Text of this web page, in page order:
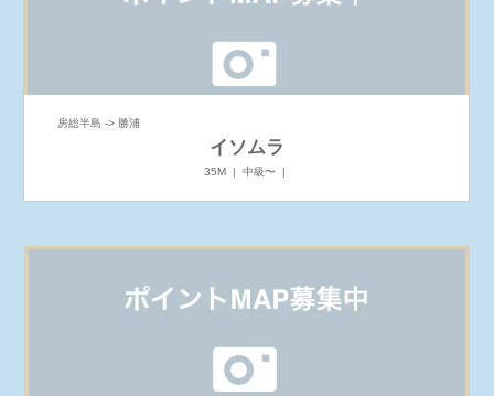
房総半島 -> 勝浦
イソムラ
35M | 中級〜 |